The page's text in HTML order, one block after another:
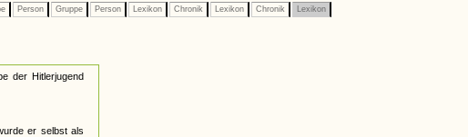
Person Gruppe Person Lexikon Chronik Lexikon Chronik Lexikon
der Hitlerjugend
er selbst als